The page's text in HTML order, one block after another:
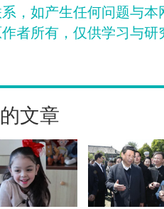
，如产生任何问题与
者所有，仅供学习与
文章